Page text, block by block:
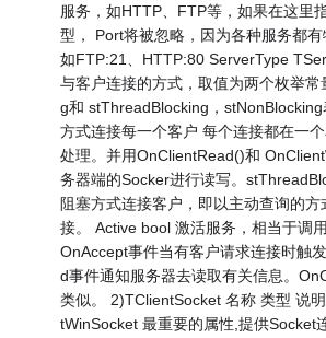
服务，如HTTP、FTP等，如果在这里
型， Port将被忽略，因为各种服务都有
如FTP:21、HTTP:80 ServerType
与客户连接的方式，取值为两个枚举常
g和 stThreadBlocking，
方式连接每一个客户 每个连接都在一
处理。并用OnClientRead()和
务器端的Socker进行读写。
阻塞方式连接客户，即以主动查询的方
接。 Active bool 激活服务，相当于调
OnAccept事件当有客户请求连接时触
d事件通知服务器去读取有关信息。
类似。 2)TClientSocket 名称 类型 说
tWinSocket 最重要的属性,提供Socket